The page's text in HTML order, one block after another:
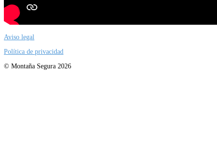
Aviso legal
Política de privacidad
© Montaña Segura 2026